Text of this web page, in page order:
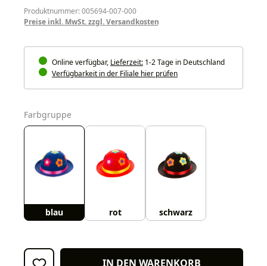
Produktnummer: 005694-007-000
Preise inkl. MwSt. zzgl. Versandkosten
Online verfügbar, Lieferzeit: 1-2 Tage in Deutschland
Verfügbarkeit in der Filiale hier prüfen
Farbgruppe
blau rot schwarz
IN DEN WARENKORB